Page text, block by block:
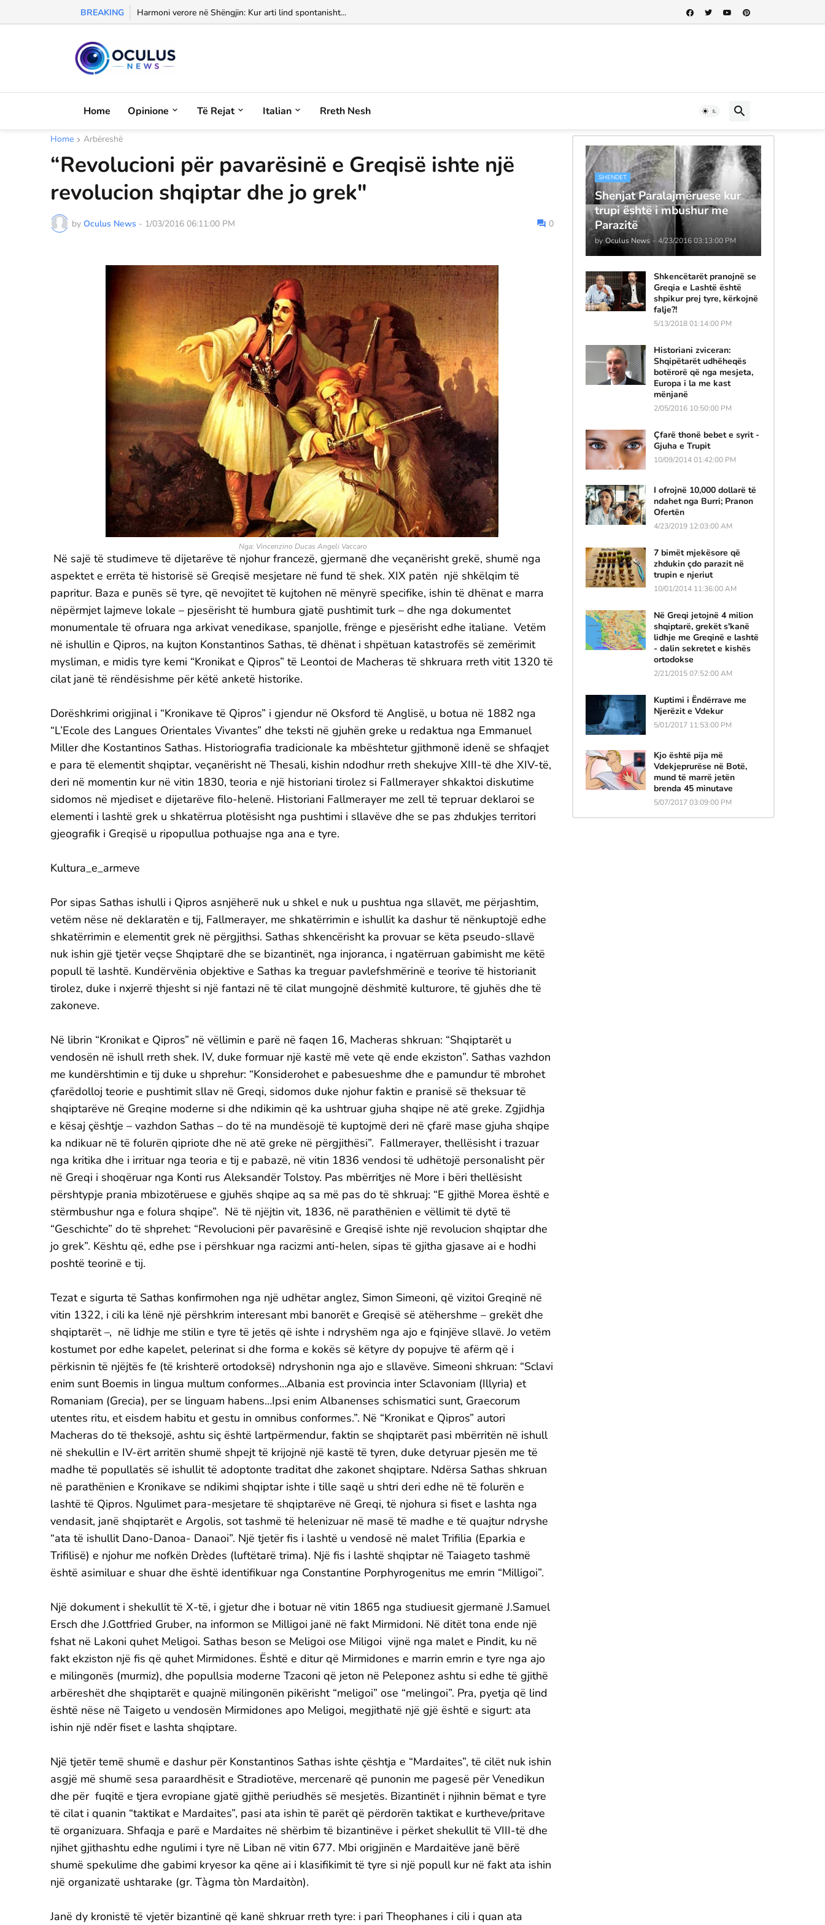
BREAKING Morali, frika dhe dashuria...
Home Opinione Të Rejat Italian Rreth Nesh
Home Arbëreshë
“Revolucioni për pavarësinë e Greqisë ishte një
revolucion shqiptar dhe jo grek"
by Oculus News - 1/03/2016 06:11:00 PM 0
Nga: Vincenzino Ducas Angeli Vaccaro
Në sajë të studimeve të dijetarëve të njohur francezë, gjermanë dhe veçanërisht grekë, shumë nga
aspektet e errëta të historisë së Greqisë mesjetare në fund të shek. XIX patën një shkëlqim të
papritur. Baza e punës së tyre, që nevojitet të kujtohen në mënyrë specifike, ishin të dhënat e marra
nëpërmjet lajmeve lokale – pjesërisht të humbura gjatë pushtimit turk – dhe nga dokumentet
monumentale të ofruara nga arkivat venedikase, spanjolle, frënge e pjesërisht edhe italiane. Vetëm
në ishullin e Qipros, na kujton Konstantinos Sathas, të dhënat i shpëtuan katastrofës së zemërimit
mysliman, e midis tyre kemi “Kronikat e Qipros” të Leontoi de Macheras të shkruara rreth vitit 1320 të
cilat janë të rëndësishme për këtë anketë historike.
Dorëshkrimi origjinal i “Kronikave të Qipros” i gjendur në Oksford të Anglisë, u botua në 1882 nga
“L’Ecole des Langues Orientales Vivantes” dhe teksti në gjuhën greke u redaktua nga Emmanuel
Miller dhe Kostantinos Sathas. Historiografia tradicionale ka mbështetur gjithmonë idenë se shfaqjet
e para të elementit shqiptar, veçanërisht në Thesali, kishin ndodhur rreth shekujve XIII-të dhe XIV-të,
deri në momentin kur në vitin 1830, teoria e një historiani tirolez si Fallmerayer shkaktoi diskutime
sidomos në mjediset e dijetarëve filo-helenë. Historiani Fallmerayer me zell të tepruar deklaroi se
elementi i lashtë grek u shkatërrua plotësisht nga pushtimi i sllavëve dhe se pas zhdukjes territori
gjeografik i Greqisë u ripopullua pothuajse nga ana e tyre.
Kultura_e_armeve
Por sipas Sathas ishulli i Qipros asnjëherë nuk u shkel e nuk u pushtua nga sllavët, me përjashtim,
vetëm nëse në deklaratën e tij, Fallmerayer, me shkatërrimin e ishullit ka dashur të nënkuptojë edhe
shkatërrimin e elementit grek në përgjithsi. Sathas shkencërisht ka provuar se këta pseudo-sllavë
nuk ishin gjë tjetër veçse Shqiptarë dhe se bizantinët, nga injoranca, i ngatërruan gabimisht me këtë
popull të lashtë. Kundërvënia objektive e Sathas ka treguar pavlefshmërinë e teorive të historianit
tirolez, duke i nxjerrë thjesht si një fantazi në të cilat mungojnë dëshmitë kulturore, të gjuhës dhe të
zakoneve.
Në librin “Kronikat e Qipros” në vëllimin e parë në faqen 16, Macheras shkruan: “Shqiptarët u
vendosën në ishull rreth shek. IV, duke formuar një kastë më vete që ende ekziston”. Sathas vazhdon
me kundërshtimin e tij duke u shprehur: “Konsiderohet e pabesueshme dhe e pamundur të mbrohet
çfarëdolloj teorie e pushtimit sllav në Greqi, sidomos duke njohur faktin e pranisë së theksuar të
shqiptarëve në Greqine moderne si dhe ndikimin që ka ushtruar gjuha shqipe në atë greke. Zgjidhja
e kësaj çështje – vazhdon Sathas – do të na mundësojë të kuptojmë deri në çfarë mase gjuha shqipe
ka ndikuar në të folurën qipriote dhe në atë greke në përgjithësi”. Fallmerayer, thellësisht i trazuar
nga kritika dhe i irrituar nga teoria e tij e pabazë, në vitin 1836 vendosi të udhëtojë personalisht për
në Greqi i shoqëruar nga Konti rus Aleksandër Tolstoy. Pas mbërritjes në More i bëri thellësisht
përshtypje prania mbizotëruese e gjuhës shqipe aq sa më pas do të shkruaj: “E gjithë Morea është e
stërmbushur nga e folura shqipe”. Në të njëjtin vit, 1836, në parathënien e vëllimit të dytë të
“Geschichte” do të shprehet: “Revolucioni për pavarësinë e Greqisë ishte një revolucion shqiptar dhe
jo grek”. Kështu që, edhe pse i përshkuar nga racizmi anti-helen, sipas të gjitha gjasave ai e hodhi
poshtë teorinë e tij.
Tezat e sigurta të Sathas konfirmohen nga një udhëtar anglez, Simon Simeoni, që vizitoi Greqinë në
vitin 1322, i cili ka lënë një përshkrim interesant mbi banorët e Greqisë së atëhershme – grekët dhe
shqiptarët –, në lidhje me stilin e tyre të jetës që ishte i ndryshëm nga ajo e fqinjëve sllavë. Jo vetëm
kostumet por edhe kapelet, pelerinat si dhe forma e kokës së këtyre dy popujve të afërm që i
përkisnin të njëjtës fe (të krishterë ortodoksë) ndryshonin nga ajo e sllavëve. Simeoni shkruan: “Sclavi
enim sunt Boemis in lingua multum conformes…Albania est provincia inter Sclavoniam (Illyria) et
Romaniam (Grecia), per se linguam habens…Ipsi enim Albanenses schismatici sunt, Graecorum
utentes ritu, et eisdem habitu et gestu in omnibus conformes.”. Në “Kronikat e Qipros” autori
Macheras do të theksojë, ashtu siç është lartpërmendur, faktin se shqiptarët pasi mbërritën në ishull
në shekullin e IV-ërt arritën shumë shpejt të krijojnë një kastë të tyren, duke detyruar pjesën me të
madhe të popullatës së ishullit të adoptonte traditat dhe zakonet shqiptare. Ndërsa Sathas shkruan
në parathënien e Kronikave se ndikimi shqiptar ishte i tille saqë u shtri deri edhe në të folurën e
lashtë të Qipros. Ngulimet para-mesjetare të shqiptarëve në Greqi, të njohura si fiset e lashta nga
vendasit, janë shqiptarët e Argolis, sot tashmë të helenizuar në masë të madhe e të quajtur ndryshe
“ata të ishullit Dano-Danoa- Danaoi”. Një tjetër fis i lashtë u vendosë në malet Trifilia (Eparkia e
Trifilisë) e njohur me nofkën Drèdes (luftëtarë trima). Një fis i lashtë shqiptar në Taiageto tashmë
është asimiluar e shuar dhe është identifikuar nga Constantine Porphyrogenitus me emrin “Milligoi”.
Një dokument i shekullit të X-të, i gjetur dhe i botuar në vitin 1865 nga studiuesit gjermanë J.Samuel
Ersch dhe J.Gottfried Gruber, na informon se Milligoi janë në fakt Mirmidoni. Në ditët tona ende një
fshat në Lakoni quhet Meligoi. Sathas beson se Meligoi ose Miligoi vijnë nga malet e Pindit, ku në
fakt ekziston një fis që quhet Mirmidones. Është e ditur që Mirmidones e marrin emrin e tyre nga ajo
e milingonës (murmiz), dhe popullsia moderne Tzaconi që jeton në Peleponez ashtu si edhe të gjithë
arbëreshët dhe shqiptarët e quajnë milingonën pikërisht “meligoi” ose “melingoi”. Pra, pyetja që lind
është nëse në Taigeto u vendosën Mirmidones apo Meligoi, megjithatë një gjë është e sigurt: ata
ishin një ndër fiset e lashta shqiptare.
Një tjetër temë shumë e dashur për Konstantinos Sathas ishte çështja e “Mardaites”, të cilët nuk ishin
asgjë më shumë sesa paraardhësit e Stradiotëve, mercenarë që punonin me pagesë për Venedikun
dhe për fuqitë e tjera evropiane gjatë gjithë periudhës së mesjetës. Bizantinët i njihnin bëmat e tyre
të cilat i quanin “taktikat e Mardaites”, pasi ata ishin të parët që përdorën taktikat e kurtheve/pritave
të organizuara. Shfaqja e parë e Mardaites në shërbim të bizantinëve i përket shekullit të VIII-të dhe
njihet gjithashtu edhe ngulimi i tyre në Liban në vitin 677. Mbi origjinën e Mardaitëve janë bërë
shumë spekulime dhe gabimi kryesor ka qëne ai i klasifikimit të tyre si një popull kur në fakt ata ishin
një organizatë ushtarake (gr. Tàgma tòn Mardaitòn).
Janë dy kronistë të vjetër bizantinë që kanë shkruar rreth tyre: i pari Theophanes i cili i quan ata
SHENDET
Shenjat Paralajmëruese kur
trupi është i mbushur me
Parazitë
by Oculus News - 4/23/2016 03:13:00 PM
Shkencëtarët pranojnë se
Greqia e Lashtë është
shpikur prej tyre, kërkojnë
falje?!
5/13/2018 01:14:00 PM
Historiani zviceran:
Shqipëtarët udhëheqës
botërorë që nga mesjeta,
Europa i la me kast
mënjanë
2/05/2016 10:50:00 PM
Çfarë thonë bebet e syrit -
Gjuha e Trupit
10/09/2014 01:42:00 PM
I ofrojnë 10,000 dollarë të
ndahet nga Burri; Pranon
Ofertën
4/23/2019 12:03:00 AM
7 bimët mjekësore që
zhdukin çdo parazit në
trupin e njeriut
10/01/2014 11:36:00 AM
Në Greqi jetojnë 4 milion
shqiptarë, grekët s'kanë
lidhje me Greqinë e lashtë
- dalin sekretet e kishës
ortodokse
2/21/2015 07:52:00 AM
Kuptimi i Ëndërrave me
Njerëzit e Vdekur
5/01/2017 11:53:00 PM
Kjo është pija më
Vdekjeprurëse në Botë,
mund të marrë jetën
brenda 45 minutave
5/07/2017 03:09:00 PM